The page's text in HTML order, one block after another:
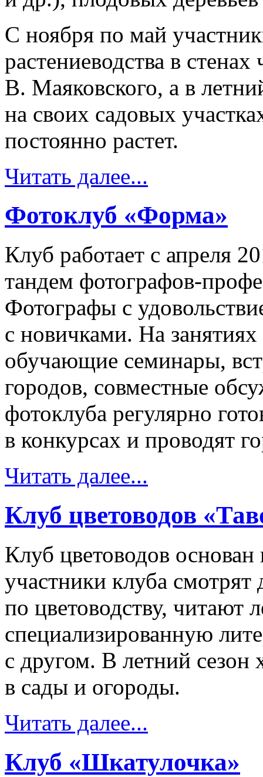
С ноября по май
растениеводства в
В. Маяковского, а в
на своих садовых
постоянно растет.
Читать далее...
Фотоклуб «Форма»
Клуб работает с апреля
тандем фотографов-
Фотографы с
с новичками. На
обучающие семинары,
городов, совместные
фотоклуба регулярно
в конкурсах и проводят
Читать далее...
Клуб цветоводов
Клуб цветоводов
участники клуба
по цветоводству, читают
специализированную
с другом. В летний сезон
в сады и огороды.
Читать далее...
Клуб «Шкатулочка»